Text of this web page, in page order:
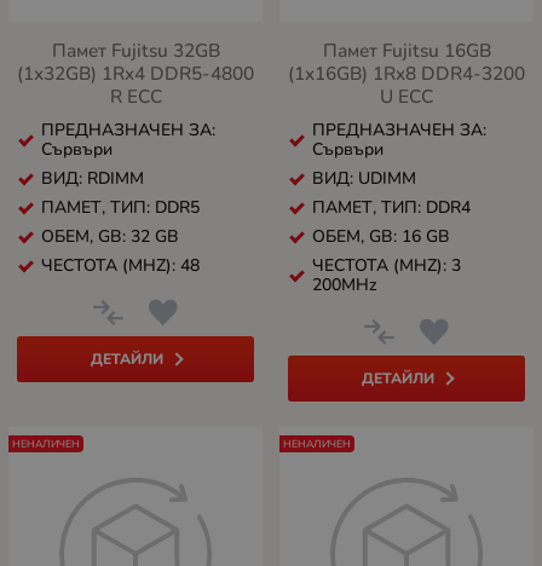
Памет Fujitsu 32GB
(1x32GB) 1Rx4 DDR5-4800
R ECC
ПРЕДНАЗНАЧЕН ЗА:
Сървъри
ВИД: RDIMM
ПАМЕТ, ТИП: DDR5
ОБЕМ, GB: 32 GB
ЧЕСТОТА (MHZ): 48
ДЕТАЙЛИ
Памет Fujitsu 16GB
(1x16GB) 1Rx8 DDR4-3200
U ECC
ПРЕДНАЗНАЧЕН ЗА:
Сървъри
ВИД: UDIMM
ПАМЕТ, ТИП: DDR4
ОБЕМ, GB: 16 GB
ЧЕСТОТА (MHZ): 3
200MHz
ДЕТАЙЛИ
НЕНАЛИЧЕН НЕНАЛИЧЕН